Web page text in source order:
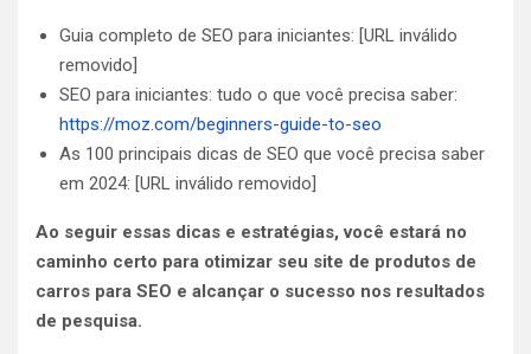
Guia completo de SEO para iniciantes: [URL inválido
removido]
SEO para iniciantes: tudo o que você precisa saber:
https://moz.com/beginners-guide-to-seo
As 100 principais dicas de SEO que você precisa saber
em 2024: [URL inválido removido]
Ao seguir essas dicas e estratégias, você estará no
caminho certo para otimizar seu site de produtos de
carros para SEO e alcançar o sucesso nos resultados
de pesquisa.